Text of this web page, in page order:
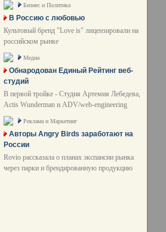
Бизнес и Политика
В Россию с любовью
Культовый бренд "Love is" лицензировали на
российском рынке
Медиа
Обнародован Единый Рейтинг веб-
студий
В первой тройке - Студия Артемия Лебедева,
Actis Wunderman и ADV/web-engineering
Реклама и Маркетинг
Авторы Angry Birds заработают на
России
Rovio рассказала о планах экспансии рынка
через парки и брендированную продукцию